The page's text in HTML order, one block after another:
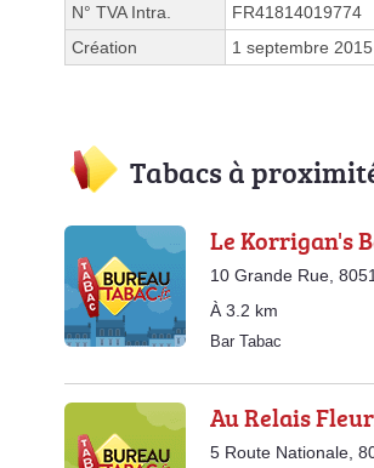
N° TVA Intra.
FR41814019774
Création
1 septembre 2015
Tabacs à
Le Korrigan's
10 Grande Rue,
À 3.2 km
Bar Tabac
Au Relais
5 Route Nationale,